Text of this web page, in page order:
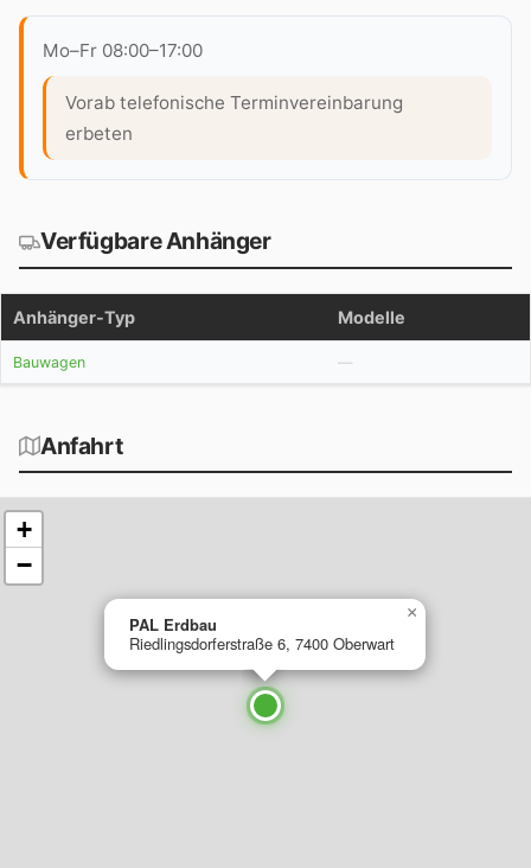
Mo–Fr 08:00–17:00
Vorab telefonische Terminvereinbarung
erbeten
Verfügbare Anhänger
Anhänger-Typ Modelle
Bauwagen
Anfahrt
PAL Erdbau
Riedlingsdorferstraße 6, 7400 Oberwart
×
+
−